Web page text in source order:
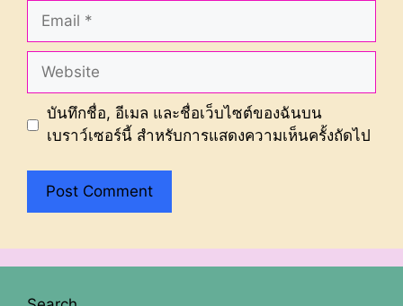
Email
Website
บันทึกชื่อ, อีเมล และชื่อเว็บไซต์ของฉันบน
เบราว์เซอร์นี้ สำหรับการแสดงความเห็นครั้งถัดไป